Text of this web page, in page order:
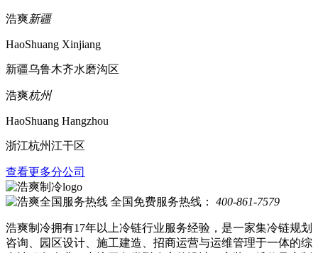
浩爽新疆
HaoShuang Xinjiang
新疆乌鲁木齐水磨沟区
浩爽杭州
HaoShuang Hangzhou
浙江杭州江干区
查看更多分公司
全国免费服务热线： 400-861-7579
浩爽制冷拥有17年以上冷链行业服务经验，是一家集冷链规划
咨询、园区设计、施工建造、招商运营与运维管理于一体的综